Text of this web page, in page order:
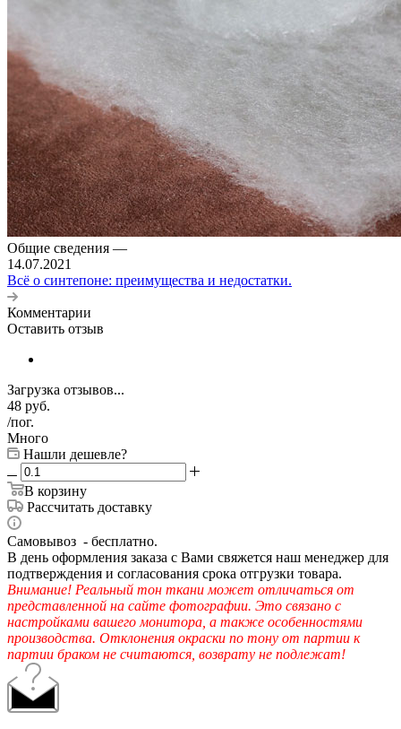
Общие сведения —
14.07.2021
Всё о синтепоне: преимущества и недостатки.
Комментарии
Оставить отзыв
Загрузка отзывов...
48 руб.
/пог.
Много
Нашли дешевле?
В корзину
Рассчитать доставку
Самовывоз - бесплатно.
В день оформления заказа с Вами свяжется наш менеджер для
подтверждения и согласования срока отгрузки товара.
Внимание! Реальный тон ткани может отличаться от
представленной на сайте фотографии. Это связано с
настройками вашего монитора, а также особенностями
производства. Отклонения окраски по тону от партии к
партии браком не считаются, возврату не подлежат!